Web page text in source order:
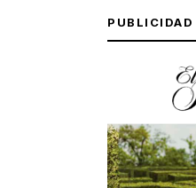
PUBLICIDAD